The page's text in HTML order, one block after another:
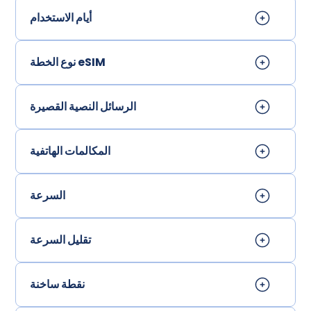
أيام الاستخدام
نوع الخطة eSIM
الرسائل النصية القصيرة
المكالمات الهاتفية
السرعة
تقليل السرعة
نقطة ساخنة